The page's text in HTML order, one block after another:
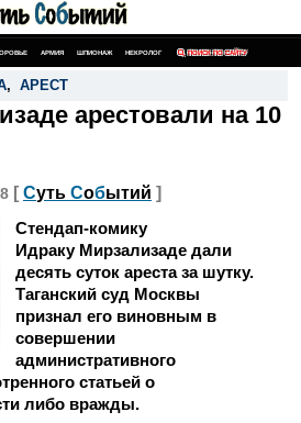
АРМИЯ ШПИОНАЖ НЕКРОЛОГ ПОИСК ПО САЙТУ
, АРЕСТ
арестовали на 10
[ Суть Событий ]
Стендап-комику
Идраку Мирзализаде дали
десять суток ареста за шутку.
Таганский суд Москвы
признал его виновным в
совершении
административного
статьей о
либо вражды.